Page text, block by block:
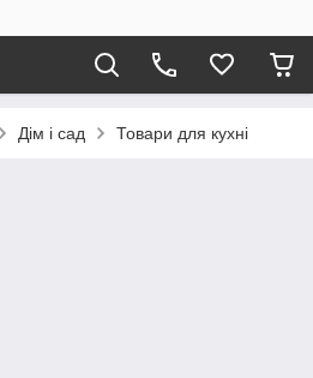
Дім і сад Товари для кухні